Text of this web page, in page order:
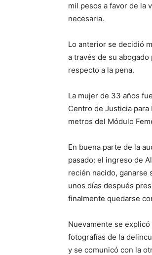
mil pesos a favor de la
necesaria.
Lo anterior se decidió
a través de su
respecto a la pena.
La mujer de 33 años
Centro de Justicia para
metros del Módulo
En buena parte de la
pasado: el ingreso de
recién nacido, ganarse
unos días después
finalmente quedarse
Nuevamente se
fotografías de la
y se comunicó con la